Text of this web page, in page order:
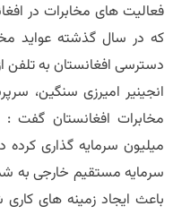
فعالیت های مخابرات در
که در سال گذشته عواید
دسترسی افغانستان به تلفن از سال 1898 در
انجینیر امیرزی سنگین،
میلیون سرمایه گذاری کرده
سرمایه مستقیم خارجی به
باعث ایجاد زمینه های